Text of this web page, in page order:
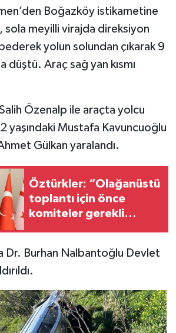
Boğazköy istikametine
sola meyilli virajda direksiyon
yolun solundan çıkarak 9
düştü. Araç sağ yan kısmı
Özenalp ile araçta yolcu
yaşındaki Mustafa Kavuncuoğlu
Gülkan yaralandı.
Öztürkler: “Olağanüstü
toplantı için önce
komiteler gerekli
Dr. Burhan Nalbantoğlu Devlet